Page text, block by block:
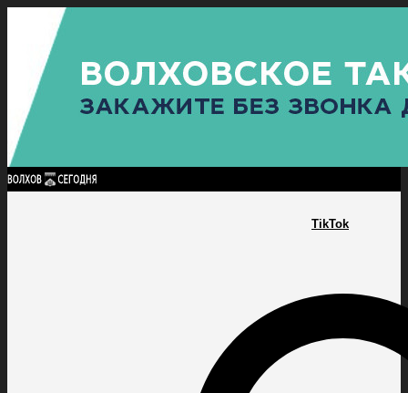
TikTok
Найти:
ГЛАВНАЯ ПОЛИТИКАПРОИСШЕСТВИЯ ПРОКУРАТУРАСПОРТ
ПОЛИТИКА
КУЛЬТУРА
ПОСЕЛЕНИЯ